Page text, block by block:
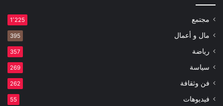
مجتمع 1٬225
مال و أعمال 395
رياضة 357
سياسة 269
فن وثقافة 262
فيديوهات 55